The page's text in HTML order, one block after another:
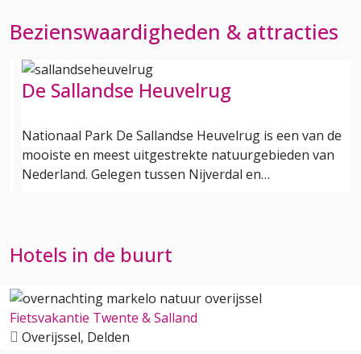
Bezienswaardigheden & attracties
De Sallandse Heuvelrug
Nationaal Park De Sallandse Heuvelrug is een van de
mooiste en meest uitgestrekte natuurgebieden van
Nederland. Gelegen tussen Nijverdal en…
Hotels in de buurt
Fietsvakantie Twente & Salland
Overijssel, Delden